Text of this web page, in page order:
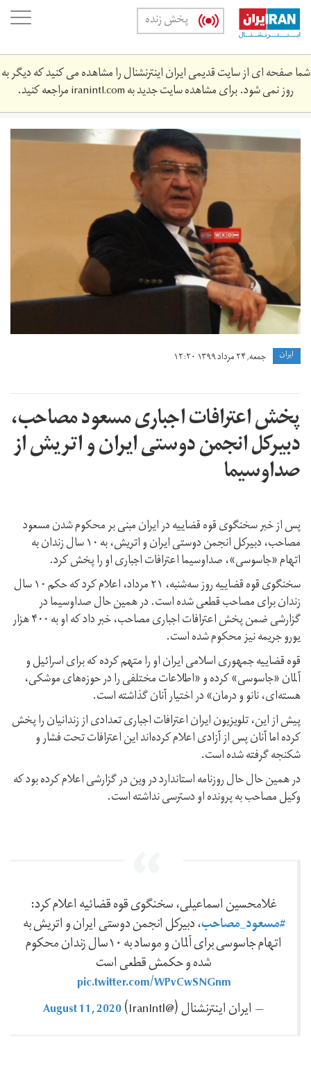
Skip
main
content
پخش زنده
شما صفحه ای از سایت قدیمی ایران اینترنشنال را مشاهده می کنید که دیگر به
روز نمی شود. برای مشاهده سایت جدید بهiranintl.comمراجعه کنید.
m-
1398-
b.jpg
ايران جمعه, ۲۴ مرداد ۱۳۹۹ ۱۲:۲۰
پخش اعترافات اجباری مسعود مصاحب،
دبیرکل انجمن دوستی ایران و اتریش از
صداوسیما
پس از خبر سخنگوی قوه قضاییه در ایران مبنی بر محکوم شدن مسعود
مصاحب، دبیرکل انجمن دوستی ایران و اتریش، به ۱۰ سال زندان به
اتهام «جاسوسی»، صداوسیما اعترافات اجباری او را پخش کرد.
سخنگوی قوه قضاییه روز سه‌شنبه، ۲۱ مرداد، اعلام کرد که حکم ۱۰ سال
زندان برای مصاحب قطعی شده است. در همین حال صداوسیما در
گزارشی ضمن پخش اعترافات اجباری مصاحب، خبر داد که او به ۴۰۰ هزار
یورو جریمه نیز محکوم شده است.
قوه قضاییه جمهوری اسلامی ایران او را متهم کرده که برای اسرائیل و
آلمان «جاسوسی» کرده و «اطلاعات مختلفی را در حوزه‌های موشکی،
هسته‌ای، نانو و درمان» در اختیار آنان گذاشته است.
پیش از این، تلویزیون ایران اعترافات اجباری تعدادی از زندانیان را پخش
کرده اما آنان پس از آزادی اعلام کرده‌اند این اعترافات تحت فشار و
شکنجه گرفته شده است.
در همین حال حال روزنامه استاندارد در وین در گزارشی اعلام کرده بود که
وکیل مصاحب به پرونده او دسترسی نداشته است.
غلامحسین اسماعیلی، سخنگوی قوه قضائیه اعلام کرد:
#مسعود_مصاحب، دبیرکل انجمن دوستی ایران و اتریش به
اتهام جاسوسی برای آلمان و موساد به ۱۰سال زندان محکوم
شده و حکمش قطعی است
pic.twitter.com/WPvCwSNGnm
— ايران اينترنشنال (@IranIntl) August 11, 2020